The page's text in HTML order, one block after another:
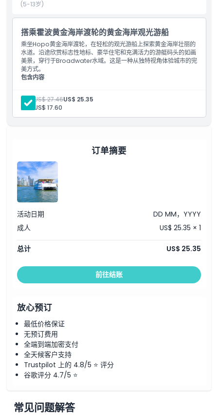
接车时间 送车时间
排除项
不适合
位置
(5-13岁)
搭乘霍波黄金海岸渡轮的黄金海岸观光游船
乘坐Hopo黄金海岸渡轮，在轻松的观光游船上探索黄金海岸壮丽的
水道。沿途欣赏标志性地标、豪华住宅和充满活力的游艇码头的如画
美景，穿行于Broadwater水域。这是一种从独特视角体验城市的完
美方式。
包含内容
成人: US$ 27.46US$ 25.35
儿童:
US$ 17.60
订单摘要
活动日期
DD MM，YYYY
成人
US$ 25.35 × 1
总计 US$ 25.35
前往结账
放心预订
最低价格保证
无预订费用
全端到端加密支付
全天候客户支持
Trustpilot 上的 4.8/5 ⭐ 评分
谷歌评分 4.7/5 ⭐
常见问题解答